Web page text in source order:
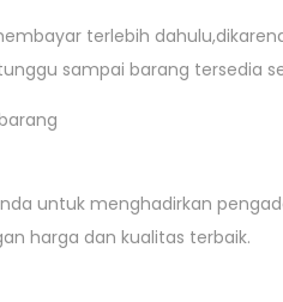
terlebih
sampai barang tersedia
untuk menghadirkan
harga dan kualitas terbaik.